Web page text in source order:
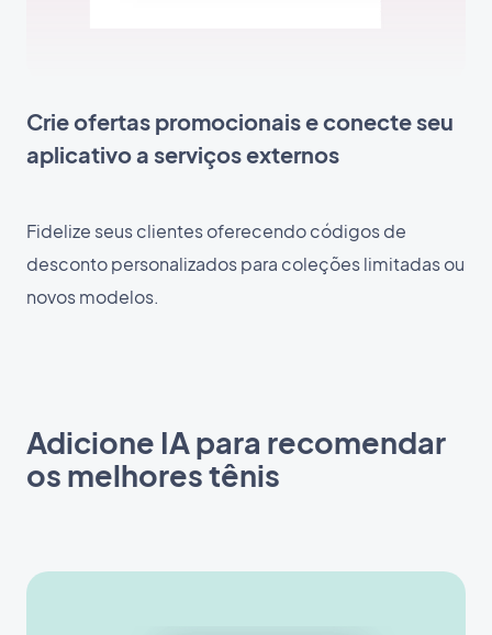
Crie ofertas promocionais e conecte seu
aplicativo a serviços externos
Fidelize seus clientes oferecendo códigos de
desconto personalizados para coleções limitadas ou
novos modelos.
Adicione IA para recomendar
os melhores tênis